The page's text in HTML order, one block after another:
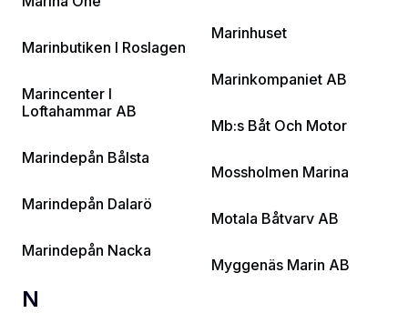
Marinbutiken I Roslagen
Marincenter I
Loftahammar AB
Marindepån Bålsta
Marindepån Dalarö
Marindepån Nacka
Marinhuset
Marinkompaniet AB
Mb:s Båt Och Motor
Mossholmen Marina
Motala Båtvarv AB
Myggenäs Marin AB
N